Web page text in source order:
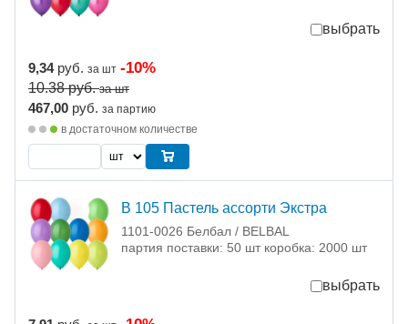
выбрать
9,34 руб. за шт -10%
10.38руб. за шт
467,00 руб. за партию
в достаточном количестве
В 105 Пастель ассорти Экстра
1101-0026 Белбал / BELBAL
партия поставки: 50 шт коробка: 2000 шт
выбрать